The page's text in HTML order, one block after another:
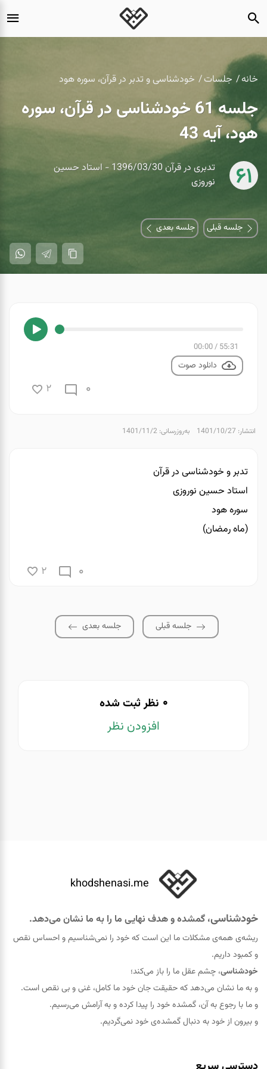
خانه جلسات خودشناسی و تدبر در قرآن، سوره هود
جلسه 61 خودشناسی در قرآن، سوره
هود، آیه 43
61
تدبری در قرآن 1396/03/30 - استاد حسین
نوروزی
جلسه قبلی جلسه بعدی
55:31
/
00:00
دانلود صوت
0
2
انتشار: 1401/10/27 به‌روزرسانی: 1401/11/2
تدبر و خودشناسی در قرآن
استاد حسین نوروزی
سوره هود
(ماه رمضان)
0
2
جلسه قبلی جلسه بعدی
0 نظر ثبت شده
افزودن نظر
khodshenasi.me
خودشناسی، گمشده و هدف نهایی ما را به ما نشان می‌دهد.
ریشه‌ی همه‌ی مشکلات ما این است که خود را نمی‌شناسیم و احساس نقص
و کمبود داریم.
خودشناسی، چشم عقل ما را باز می‌کند؛
و به ما نشان می‌دهد که حقيقت جان خود ما کامل، غنی و بی نقص است.
و ما با رجوع به آن، گمشده خود را پيدا کرده و به آرامش می‌رسیم.
و بیرون از خود به دنبال گمشده‌ی خود نمی‌گردیم.